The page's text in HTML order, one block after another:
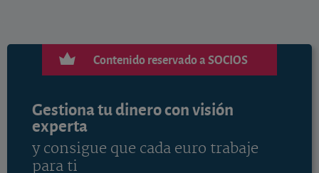
Contenido reservado a SOCIOS
Gestiona tu dinero con visión
experta
y consigue que cada euro trabaje
para ti